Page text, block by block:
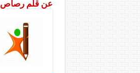
عن قلم رصاص